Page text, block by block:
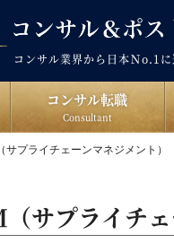
コンサル業界から日本Ｎo.1
コンサル転職
Consultant
サプライチェーンマネジメント）
サプライチ